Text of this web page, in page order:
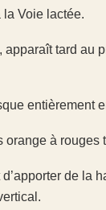
Voie lactée.
tard au
entièrement
à rouges
de